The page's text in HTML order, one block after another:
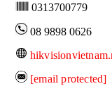
0313700779
08 9898 0626
[email protected]